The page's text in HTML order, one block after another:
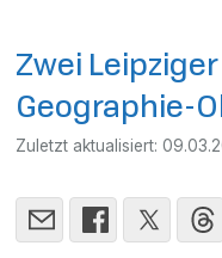
Zwei
Geographie-
Zuletzt aktualisiert: